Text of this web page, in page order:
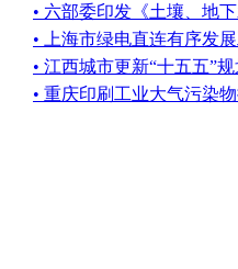
• 六部委印发《土壤、地
• 上海市绿电直连有序发
• 江西城市更新“十五五”
• 重庆印刷工业大气污染